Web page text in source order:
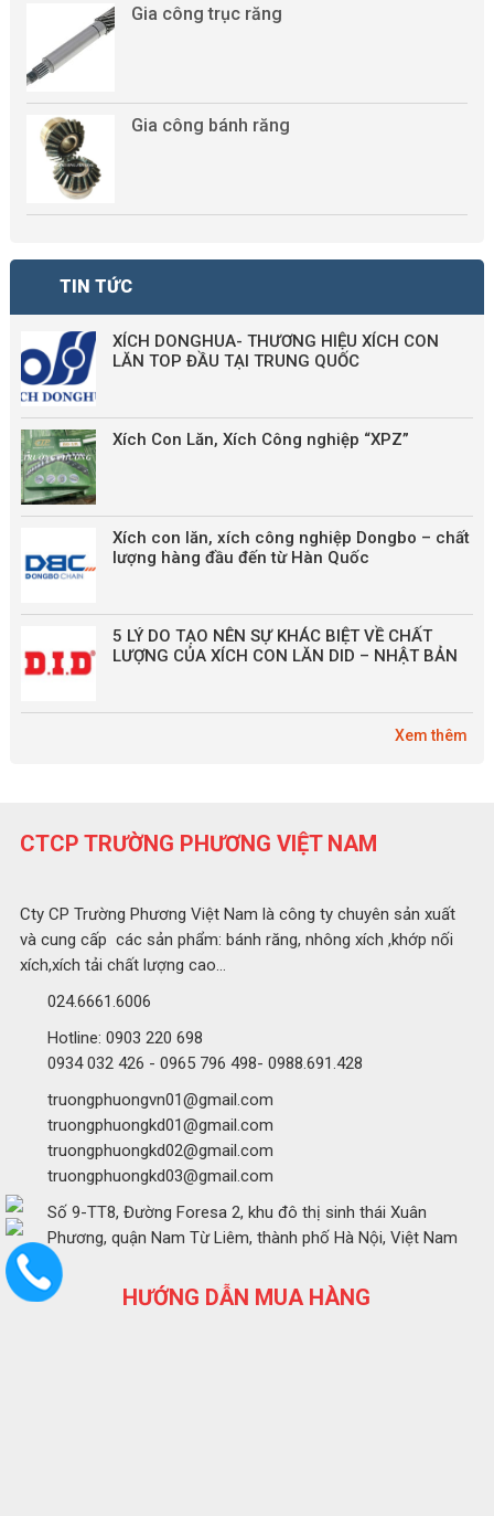
Gia công trục răng
Gia công bánh răng
TIN TỨC
XÍCH DONGHUA- THƯƠNG HIỆU XÍCH CON
LĂN TOP ĐẦU TẠI TRUNG QUỐC
Xích Con Lăn, Xích Công nghiệp “XPZ”
Xích con lăn, xích công nghiệp Dongbo – chất
lượng hàng đầu đến từ Hàn Quốc
5 LÝ DO TẠO NÊN SỰ KHÁC BIỆT VỀ CHẤT
LƯỢNG CỦA XÍCH CON LĂN DID – NHẬT BẢN
Xem thêm
CTCP TRƯỜNG PHƯƠNG VIỆT NAM
Cty CP Trường Phương Việt Nam là công ty chuyên sản xuất
và cung cấp các sản phẩm: bánh răng, nhông xích ,khớp nối
xích,xích tải chất lượng cao...
024.6661.6006
Hotline: 0903 220 698
0934 032 426 - 0965 796 498- 0988.691.428
truongphuongvn01@gmail.com
truongphuongkd01@gmail.com
truongphuongkd02@gmail.com
truongphuongkd03@gmail.com
Số 9-TT8, Đường Foresa 2, khu đô thị sinh thái Xuân
Phương, quận Nam Từ Liêm, thành phố Hà Nội, Việt Nam
HƯỚNG DẪN MUA HÀNG